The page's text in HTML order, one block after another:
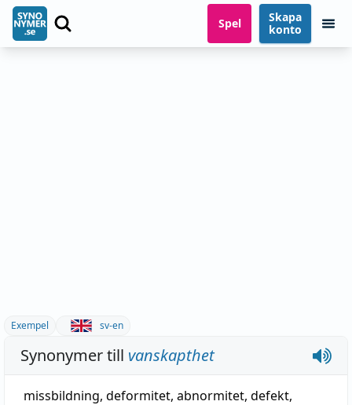
Spel
Skapa
konto
Exempel sv-en
Synonymer till vanskapthet
missbildning, deformitet, abnormitet, defekt,